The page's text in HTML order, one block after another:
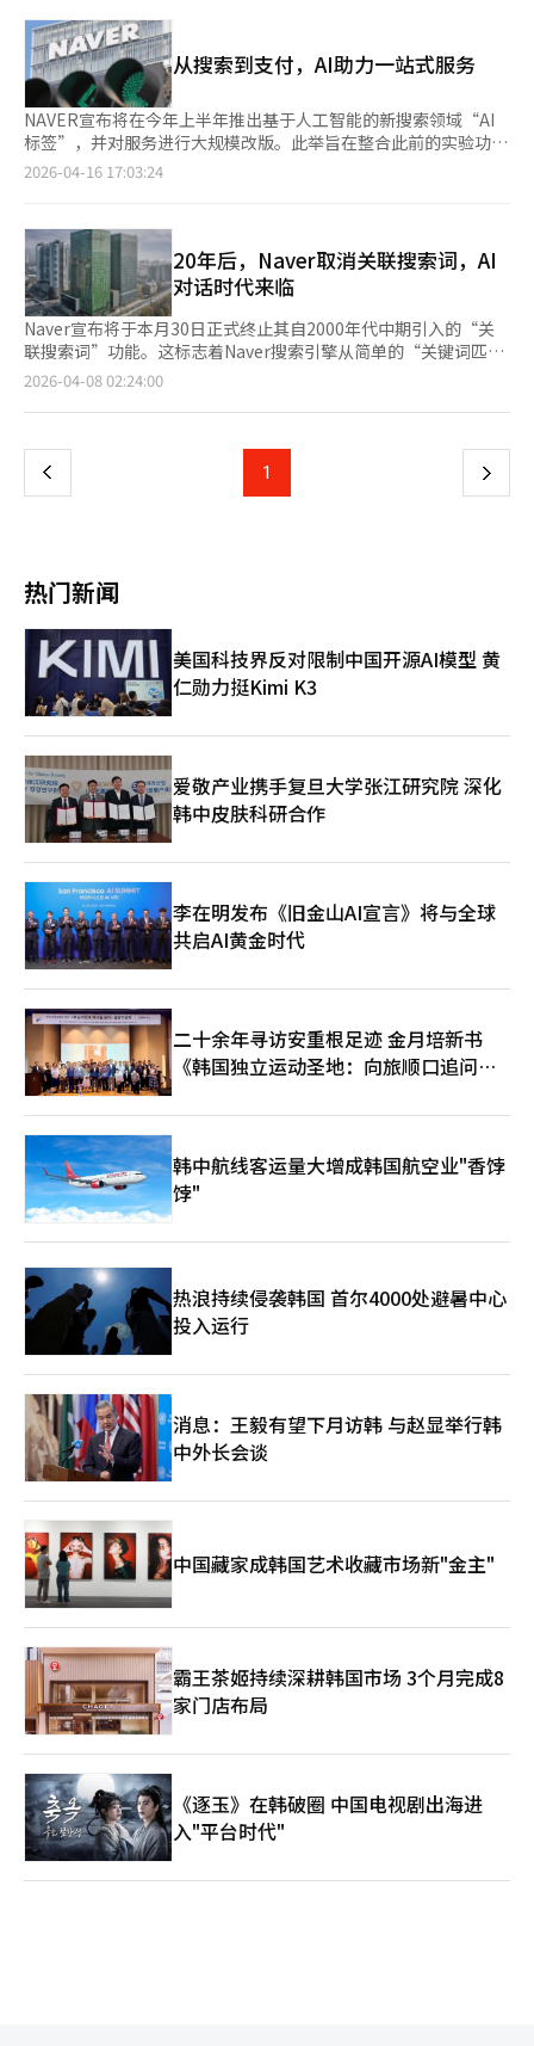
化与用户行为的转变密切相关。根据CJ Mezzomedia发布的
《2026目标报告》，20多岁人群中，社交网络服务（SNS）是最
主要的信息接触渠道，女性的SNS使用率高达62%。通过视频渠道
获取信息的比例也较高，男性为44%，女性为41%。在信息搜索
路径中，YouTube的影响力显著。20多岁人群中，男性使用
YouTube的比例为47%，女性为39%。特别是男性中，YouTube
已成为继Naver和Google之后的主要渠道。专家认为，Google的
这一策略旨在巩固搜索市场的主导地位，并最大化视频内容的价
娱乐和政治活动都围绕YouTube展开，AI搜索的引入将产生重大影
响。”他补充道：“YouTube结合搜索AI和生成型AI功能，可能会
进一步提高用户对平台的依赖度。”※ 本报道经人工智能（AI）系
统翻译与编辑。
从搜索到支付，AI助力一站式服务
NAVER宣布将在今年上半年推出基于人工智能的新搜索领域“AI
标签”，并对服务进行大规模改版。此举旨在整合此前的实验功
能，以巩固其在韩国搜索市场的主导地位，应对全球大科技公司的
的AI搜索实验整合为常规服务，提高用户便利性。NAVER计划集
中力量提升对话式搜索平台。战略的核心是“AI简报”，预计今年
将覆盖40%的搜索词。此前在餐饮业获得好评的地点AI简报，现已
扩展至住宿信息。该服务通过分析商家提供的信息和用户评论，快
速总结地点特点。目前，AI简报已应用于约1.5万家住宿企业，包
括五星级酒店和度假别墅。用户可以按类别快速获取设施、房间、
娱乐和餐饮等信息，大幅减少信息搜索时间。地点推荐功能的升级
也在进行中，涵盖全国主要地区如江陵、庆州、光教等。AI通过分
析地区、菜单、时间、天气和目的等多种因素，提供最符合用户偏
户反馈进行优化。上半年推出的AI标签将展示NAVER搜索的进化
成果。新领域将整合购物、地方、金融、健康等专业化垂直代理，
投资证券研究员金素慧认为，NAVER通过引入垂直服务具体化战
务，持续推动核心业务增长。未来资产证券研究员任熙锡指出，广
告部门的价格、数量和成本同时改善，NAVER有望成为市场主导
者。韩亚证券研究员李俊浩也认为，AI标签的推出将使代理服务覆
盖整个平台，与全球主要服务不同，提供以应用内支付为中心的便
捷性是其核心优势。随着AI进入理解用户意图并完成从购物到支付
的代理时代，NAVER凭借其技术优势和平台控制力，能否再次巩
固韩国搜索霸主地位，备受市场关注。※ 本报道经人工智能（AI）
系统翻译与编辑。
2026-04-16 17:03:24
20年后，Naver取消关联搜索词，AI
对话时代来临
Naver宣布将于本月30日正式终止其自2000年代中期引入的“关
联搜索词”功能。这标志着Naver搜索引擎从简单的“关键词匹
配”转变为理解用户意图和上下文的“智能AI平台”。随着信息搜
下一代搜索生态系统。过去，关联搜索词在用户搜索“露营”时，
快速发展使这些指引不再必要。用户现在更倾向于AI提供的精炼答
替代。◆ 通过“AI标签”开启对话式搜索时代Naver计划在上半年
在搜索结果页面新增“AI标签”，核心是与AI进行“多轮对话”。
用户可以搜索“推荐济州岛三晚四日游行程”，然后继续对话，
如“修改为适合带孩子的地方”、“推荐当地人喜欢的美食”等，
AI实时反映用户的精细意图。这与谷歌的“SGE”或OpenAI
的“SearchGPT”等全球科技巨头的步伐一致。搜索引擎正从简
单的信息工具演变为分析用户意图并制定计划的“个人助手”。
Naver凭借最适合韩语数据和国内文化背景的HyperCLOVA X，准
备与全球搜索巨头展开竞争。Naver的此次改版不仅是功能删除，
还涉及国内搜索市场的“数据主权”。全球科技巨头的AI搜索通过
增强信息摘要功能，加速了“零点击”搜索现象，可能威胁内容创
作者的生态。Naver计划强化AI的“桥梁”角色，引导用户探索更
深层次的信息。Naver提到的“相关问题”服务升级，意在AI提供
联搜索词的终止是Naver自我革新的体现。自2007年引入以来，这
一功能一直是搜索框的导航角色。尽管有人担心这会导致“信息获
取的倒退”，但在移动为主的环境中，用户不再需要关键词排列。
未来，Naver将加强“个性化探索”体验。AI学习用户的搜索历史
和上下文，为每个用户提供不同的答案和建议。当然，挑战仍然存
在。如何有效控制AI提供答案的准确性和幻觉，以及在向对话式搜
索转变过程中如何稳定广告收入模式，都是关键。“关联搜索
词”这一20年的标志被移除，取而代之的是“对话式AI”智能助
手。这一变化是否能提升韩国搜索市场的竞争力，或导致平台碎片
化，Naver的“AI搜索转型”将成为今年上半年韩国互联网产业的
热门话题。※ 本报道经人工智能（AI）系统翻译与编辑。
2026-04-08 02:24:00
上
页
1 下
热门新闻
美国科技界反对限制中国开源AI模型 黄
仁勋力挺Kimi K3
爱敬产业携手复旦大学张江研究院 深化
韩中皮肤科研合作
李在明发布《旧金山AI宣言》将与全球
共启AI黄金时代
二十余年寻访安重根足迹 金月培新书
《韩国独立运动圣地：向旅顺口追问历
韩中航线客运量大增成韩国航空业"香饽
饽"
热浪持续侵袭韩国 首尔4000处避暑中心
投入运行
消息：王毅有望下月访韩 与赵显举行韩
中外长会谈
中国藏家成韩国艺术收藏市场新"金主"
霸王茶姬持续深耕韩国市场 3个月完成8
家门店布局
《逐玉》在韩破圈 中国电视剧出海进
入"平台时代"